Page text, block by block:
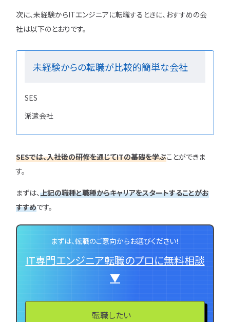
次に、未経験からITエンジニアに転職するときに、おすすめの会
社は以下のとおりです。
未経験からの転職が比較的簡単な会社
SES
派遣会社
SESでは、入社後の研修を通じてITの基礎を学ぶことができま
す。
まずは、上記の職種と職種からキャリアをスタートすることがお
すすめです。
まずは、転職のご意向からお選びください！
IT専門エンジニア転職のプロに無料相談
▼
転職したい